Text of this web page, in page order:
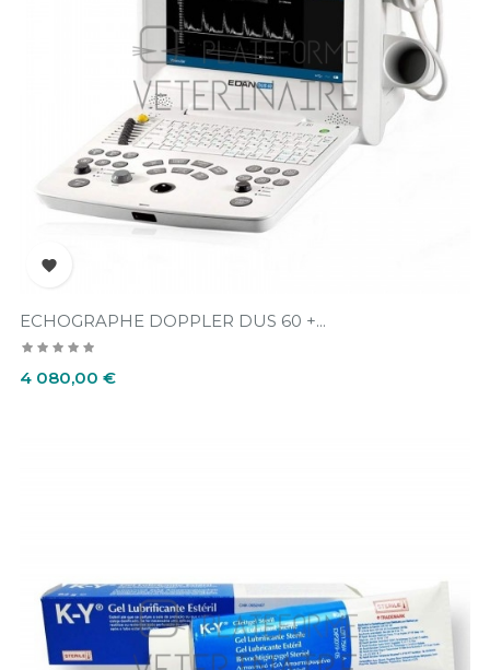

ECHOGRAPHE DOPPLER DUS 60 +...
Prix
4 080,00 €